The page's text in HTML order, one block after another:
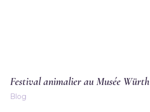
Festival animalier au Musée Würth
Blog